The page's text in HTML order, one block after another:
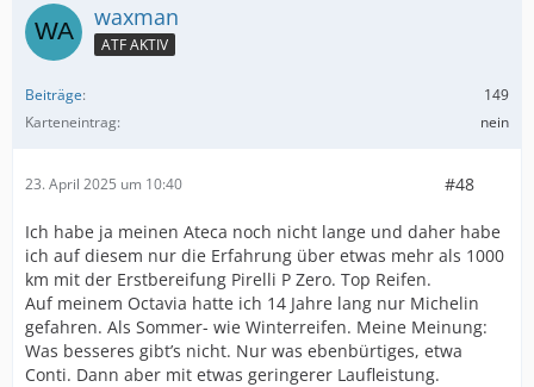
waxman
ATF AKTIV
Beiträge
149
Karteneintrag
nein
23. April 2025 um 10:40 #48
Ich habe ja meinen Ateca noch nicht lange und daher habe
ich auf diesem nur die Erfahrung über etwas mehr als 1000
km mit der Erstbereifung Pirelli P Zero. Top Reifen.
Auf meinem Octavia hatte ich 14 Jahre lang nur Michelin
gefahren. Als Sommer- wie Winterreifen. Meine Meinung:
Was besseres gibt’s nicht. Nur was ebenbürtiges, etwa
Conti. Dann aber mit etwas geringerer Laufleistung.